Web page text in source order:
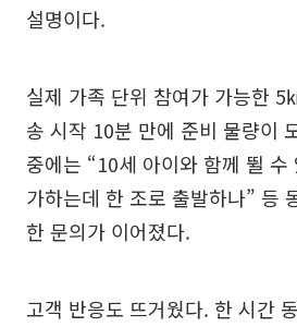
설명이다.
실제 가족 단위 참여가 가능한 5
송 시작 10분 만에 준비 물량이
중에는 “10세 아이와 함께 뛸 수
가하는데 한 조로 출발하나” 등
한 문의가 이어졌다.
고객 반응도 뜨거웠다. 한 시간